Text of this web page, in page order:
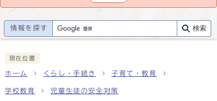
情報を探す 検索
現在位置
ホーム くらし・手続き 子育て・教育
学校教育 児童生徒の安全対策